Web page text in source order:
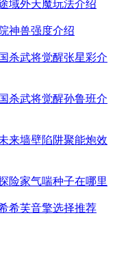
域外天魔玩法介绍
神兽强度介绍
杀武将觉醒张星彩介
杀武将觉醒孙鲁班介
来墙壁陷阱聚能炮效
险家气喘种子在哪里
希芙音擎选择推荐